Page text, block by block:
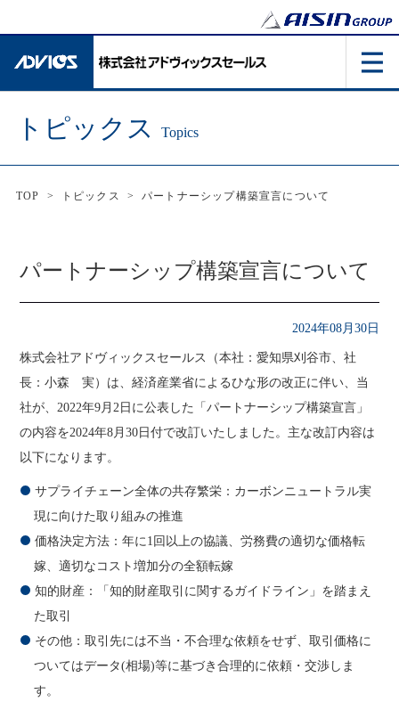
トピックス Topics
TOP > トピックス > パートナーシップ構築宣言について
パートナーシップ構築宣言について
2024年08月30日
株式会社アドヴィックスセールス（本社：愛知県刈谷市、社
長：小森 実）は、経済産業省によるひな形の改正に伴い、当
社が、2022年9月2日に公表した「パートナーシップ構築宣言」
の内容を2024年8月30日付で改訂いたしました。主な改訂内容は
以下になります。
サプライチェーン全体の共存繁栄：カーボンニュートラル実
現に向けた取り組みの推進
価格決定方法：年に1回以上の協議、労務費の適切な価格転
嫁、適切なコスト増加分の全額転嫁
知的財産：「知的財産取引に関するガイドライン」を踏まえ
た取引
その他：取引先には不当・不合理な依頼をせず、取引価格に
ついてはデータ(相場)等に基づき合理的に依頼・交渉しま
す。